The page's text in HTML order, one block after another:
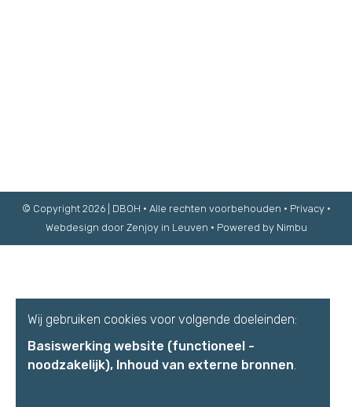
© Copyright 2026 | DBOH • Alle rechten voorbehouden • Privacy•
Webdesign door Zenjoy in Leuven • Powered by Nimbu
Wij gebruiken cookies voor volgende doeleinden:
Basiswerking website (functioneel -
noodzakelijk), Inhoud van externe bronnen.